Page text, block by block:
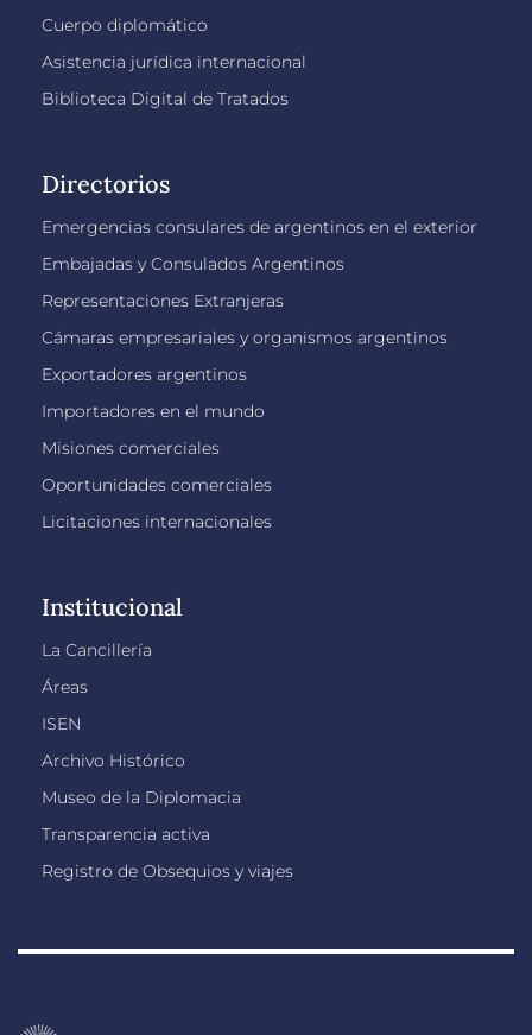
Cuerpo diplomático
Asistencia jurídica internacional
Biblioteca Digital de Tratados
Directorios
Emergencias consulares de argentinos en el exterior
Embajadas y Consulados Argentinos
Representaciones Extranjeras
Cámaras empresariales y organismos argentinos
Exportadores argentinos
Importadores en el mundo
Misiones comerciales
Oportunidades comerciales
Licitaciones internacionales
Institucional
La Cancillería
Áreas
ISEN
Archivo Histórico
Museo de la Diplomacia
Transparencia activa
Registro de Obsequios y viajes